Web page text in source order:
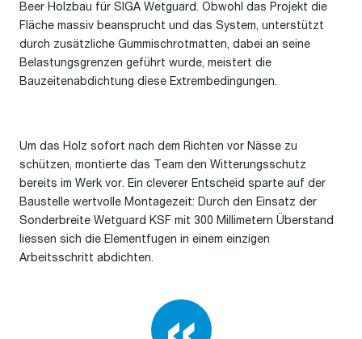
Beer Holzbau für SIGA Wetguard. Obwohl das Projekt die
Fläche massiv beansprucht und das System, unterstützt
durch zusätzliche Gummischrotmatten, dabei an seine
Belastungsgrenzen geführt wurde, meistert die
Bauzeitenabdichtung diese Extrembedingungen.
Um das Holz sofort nach dem Richten vor Nässe zu
schützen, montierte das Team den Witterungsschutz
bereits im Werk vor. Ein cleverer Entscheid sparte auf der
Baustelle wertvolle Montagezeit: Durch den Einsatz der
Sonderbreite Wetguard KSF mit 300 Millimetern Überstand
liessen sich die Elementfugen in einem einzigen
Arbeitsschritt abdichten.